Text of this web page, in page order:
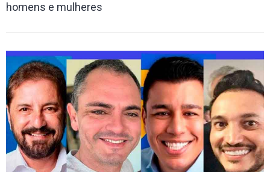
homens e mulheres